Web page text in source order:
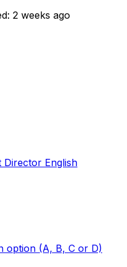
2 weeks ago
Director English
option (A, B, C or D)